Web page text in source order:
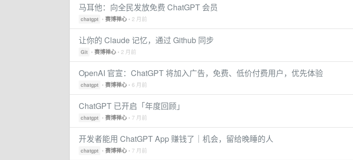
马耳他：向全民发放免费 ChatGPT 会员
chatgpt • 赛博禅心 • 2 月前
让你的 Claude 记忆，通过 Github 同步
Git • 赛博禅心 • 2 月前
OpenAI 官宣：ChatGPT 将加入广告，免费、低价付费用户，优先体验
chatgpt • 赛博禅心 • 6 月前
ChatGPT 已开启「年度回顾」
chatgpt • 赛博禅心 • 7 月前
开发者能用 ChatGPT App 赚钱了｜机会，留给晚睡的人
chatgpt • 赛博禅心 • 7 月前